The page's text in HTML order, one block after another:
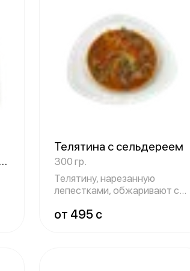
Телятина с сельдереем
300 гр.
Телятину, нарезанную
лепестками, обжаривают с
от 495 c